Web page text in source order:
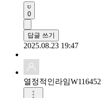
0
답글 쓰기
2025.08.23 19:47
열정적인라임W116452